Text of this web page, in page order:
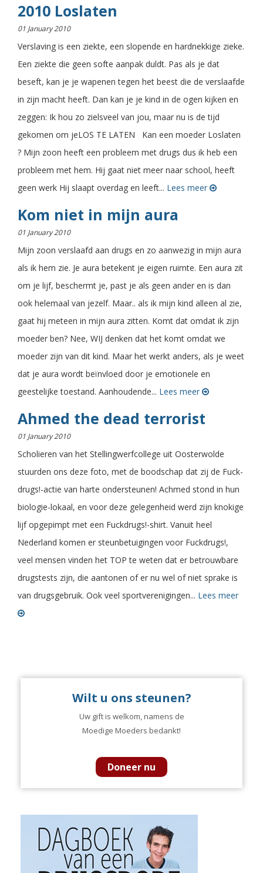
2010 Loslaten
01 January 2010
Verslaving is een ziekte, een slopende en hardnekkige zieke.
Een ziekte die geen softe aanpak duldt. Pas als je dat
beseft, kan je je wapenen tegen het beest die de verslaafde
in zijn macht heeft. Dan kan je je kind in de ogen kijken en
zeggen: Ik hou zo zielsveel van jou, maar nu is de tijd
gekomen om jeLOS TE LATEN Kan een moeder Loslaten
? Mijn zoon heeft een probleem met drugs dus ik heb een
probleem met hem. Hij gaat niet meer naar school, heeft
geen werk Hij slaapt overdag en leeft... Lees meer
Kom niet in mijn aura
01 January 2010
Mijn zoon verslaafd aan drugs en zo aanwezig in mijn aura
als ik hem zie. Je aura betekent je eigen ruimte. Een aura zit
om je lijf, beschermt je, past je als geen ander en is dan
ook helemaal van jezelf. Maar.. als ik mijn kind alleen al zie,
gaat hij meteen in mijn aura zitten. Komt dat omdat ik zijn
moeder ben? Nee, WIJ denken dat het komt omdat we
moeder zijn van dit kind. Maar het werkt anders, als je weet
dat je aura wordt beïnvloed door je emotionele en
geestelijke toestand. Aanhoudende... Lees meer
Ahmed the dead terrorist
01 January 2010
Scholieren van het Stellingwerfcollege uit Oosterwolde
stuurden ons deze foto, met de boodschap dat zij de Fuck-
drugs!-actie van harte ondersteunen! Achmed stond in hun
biologie-lokaal, en voor deze gelegenheid werd zijn knokige
lijf opgepimpt met een Fuckdrugs!-shirt. Vanuit heel
Nederland komen er steunbetuigingen voor Fuckdrugs!,
veel mensen vinden het TOP te weten dat er betrouwbare
drugstests zijn, die aantonen of er nu wel of niet sprake is
van drugsgebruik. Ook veel sportverenigingen... Lees meer
Wilt u ons steunen?
Uw gift is welkom, namens de
Moedige Moeders bedankt!
Doneer nu